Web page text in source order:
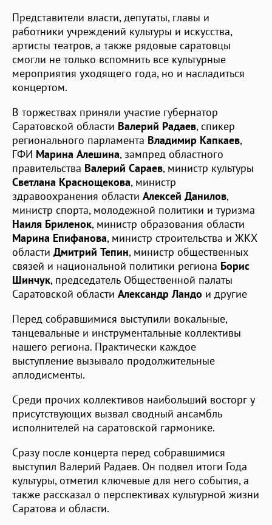
Представители власти, депутаты, главы и
работники учреждений культуры и искусства,
артисты театров, а также рядовые саратовцы
смогли не только вспомнить все культурные
мероприятия уходящего года, но и насладиться
концертом.
В торжествах приняли участие губернатор
Саратовской области Валерий Радаев, спикер
регионального парламента Владимир Капкаев,
ГФИ Марина Алешина, зампред областного
правительства Валерий Сараев, министр культуры
Светлана Краснощекова, министр
здравоохранения области Алексей Данилов,
министр спорта, молодежной политики и туризма
Наиля Бриленок, министр образования области
Марина Епифанова, министр строительства и ЖКХ
области Дмитрий Тепин, министр общественных
связей и национальной политики региона Борис
Шинчук, председатель Общественной палаты
Саратовской области Александр Ландо и другие
Перед собравшимися выступили вокальные,
танцевальные и инструментальные коллективы
нашего региона. Практически каждое
выступление вызывало продолжительные
аплодисменты.
Среди прочих коллективов наибольший восторг у
присутствующих вызвал сводный ансамбль
исполнителей на саратовской гармонике.
Сразу после концерта перед собравшимися
выступил Валерий Радаев. Он подвел итоги Года
культуры, отметил ключевые для него события, а
также рассказал о перспективах культурной жизни
Саратова и области.